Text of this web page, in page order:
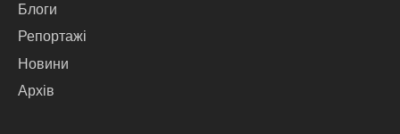
Блоги
Репортажі
Новини
Архів